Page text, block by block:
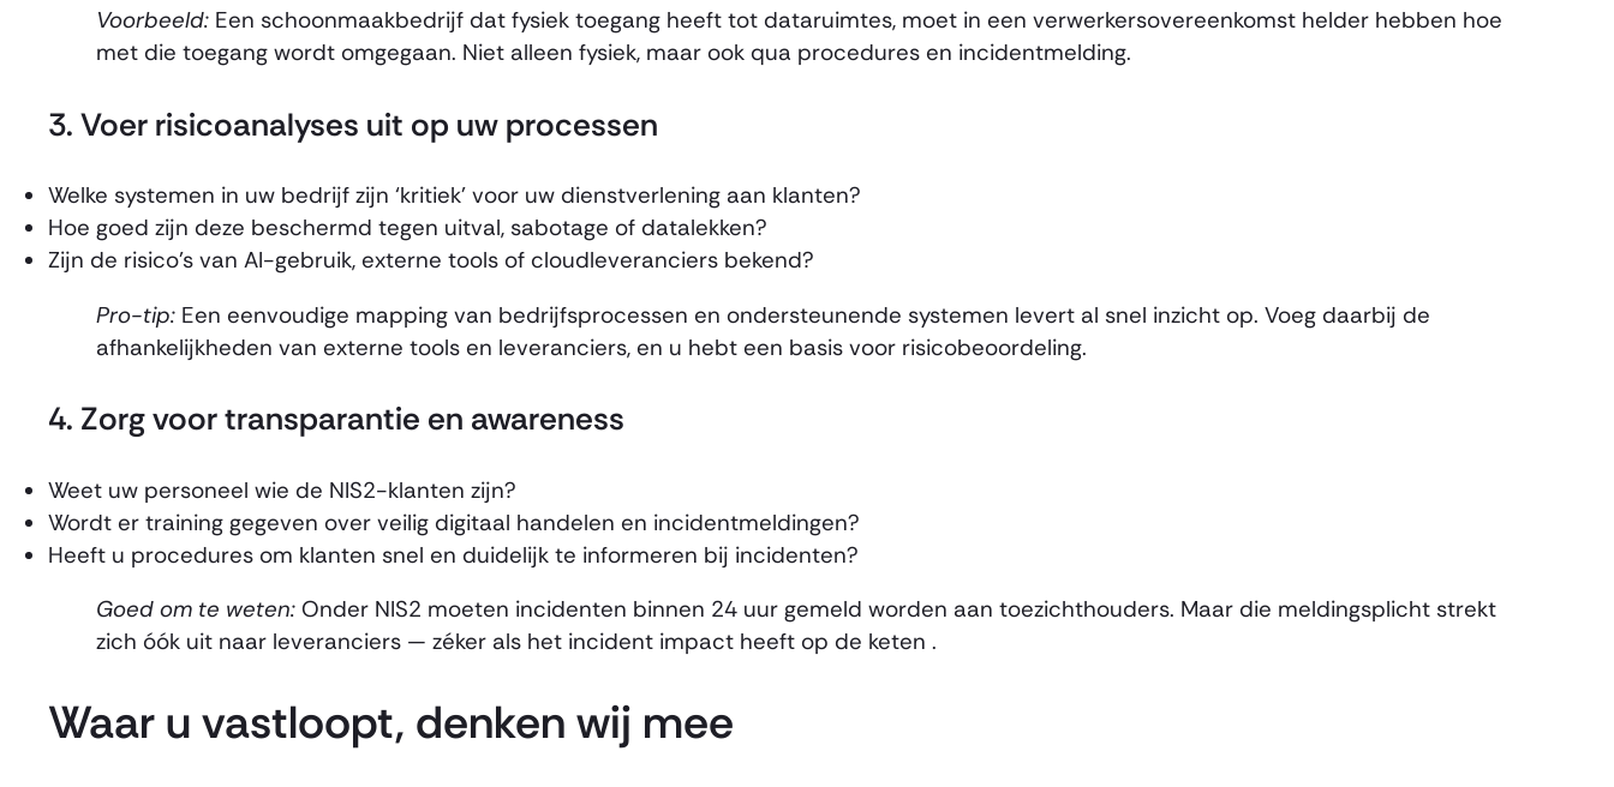
Voorbeeld: Een schoonmaakbedrijf dat fysiek toegang heeft tot dataruimtes, moet in een verwerkersovereenkomst helder hebben hoe
met die toegang wordt omgegaan. Niet alleen fysiek, maar ook qua procedures en incidentmelding.
3. Voer risicoanalyses uit op uw processen
Welke systemen in uw bedrijf zijn ‘kritiek’ voor uw dienstverlening aan klanten?
Hoe goed zijn deze beschermd tegen uitval, sabotage of datalekken?
Zijn de risico’s van AI-gebruik, externe tools of cloudleveranciers bekend?
Pro-tip: Een eenvoudige mapping van bedrijfsprocessen en ondersteunende systemen levert al snel inzicht op. Voeg daarbij de
afhankelijkheden van externe tools en leveranciers, en u hebt een basis voor risicobeoordeling.
4. Zorg voor transparantie en awareness
Weet uw personeel wie de NIS2-klanten zijn?
Wordt er training gegeven over veilig digitaal handelen en incidentmeldingen?
Heeft u procedures om klanten snel en duidelijk te informeren bij incidenten?
Goed om te weten: Onder NIS2 moeten incidenten binnen 24 uur gemeld worden aan toezichthouders. Maar die meldingsplicht strekt
zich óók uit naar leveranciers — zéker als het incident impact heeft op de keten .
Waar u vastloopt, denken wij mee